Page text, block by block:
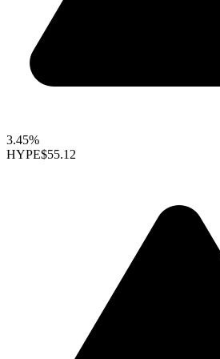
3.45%
HYPE$55.12